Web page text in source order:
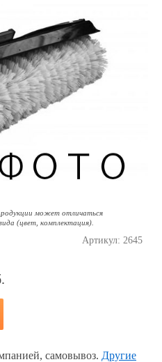
может отличаться
(цвет, комплектация).
Артикул: 2645
самовывоз. Другие